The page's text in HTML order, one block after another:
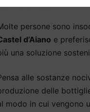
persone sono
d’Aiano e
una soluzione
alle sostanze
delle
modo in cui vengono